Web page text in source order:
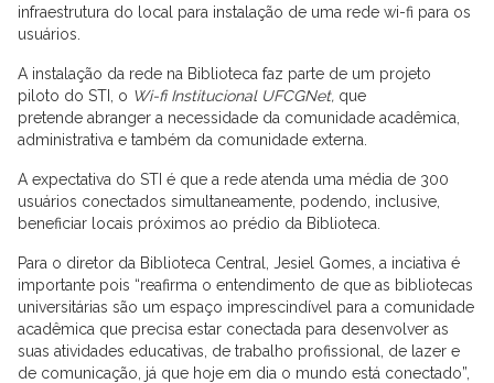
infraestrutura do local para instalação de uma rede wi-fi para os
usuários.
A instalação da rede na Biblioteca faz parte de um projeto
piloto do STI, o Wi-fi Institucional UFCGNet, que
pretende abranger a necessidade da comunidade acadêmica,
administrativa e também da comunidade externa.
A expectativa do STI é que a rede atenda uma média de 300
usuários conectados simultaneamente, podendo, inclusive,
beneficiar locais próximos ao prédio da Biblioteca.
Para o diretor da Biblioteca Central, Jesiel Gomes, a inciativa é
importante pois “reafirma o entendimento de que as bibliotecas
universitárias são um espaço imprescindível para a comunidade
acadêmica que precisa estar conectada para desenvolver as
suas atividades educativas, de trabalho profissional, de lazer e
de comunicação, já que hoje em dia o mundo está conectado”,